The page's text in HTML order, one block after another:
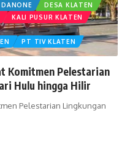
DANONE
DESA KLATEN
KALI PUSUR KLATEN
PT TIV KLATEN
Komitmen Pelestarian
Hulu hingga Hilir
Pelestarian Lingkungan